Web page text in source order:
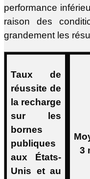
performance
raison des
grandement les
Taux de
réussite de
la recharge
sur les
bornes
publiques
aux États-
Unis et au
3